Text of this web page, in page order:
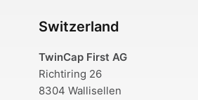
Switzerland
TwinCap First AG
Richtiring 26
8304 Wallisellen